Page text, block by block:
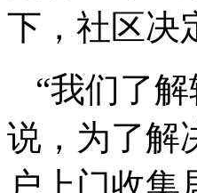
下，社区决
“我们了
说，为了解